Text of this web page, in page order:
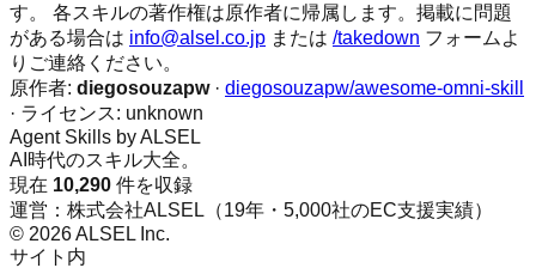
す。 各スキルの著作権は原作者に帰属します。掲載に問題
がある場合は info@alsel.co.jp または /takedown フォームよ
りご連絡ください。
原作者: diegosouzapw· diegosouzapw/awesome-omni-skill
· ライセンス: unknown
Agent Skills by ALSEL
AI時代のスキル大全。
現在 10,290 件を収録
運営：株式会社ALSEL（19年・5,000社のEC支援実績）
© 2026 ALSEL Inc.
サイト内